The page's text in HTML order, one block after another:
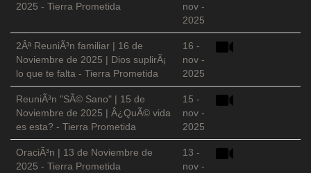
2025 - Tierra Prometida
nov -
2025
2Âª ReuniÃ³n familiar | 16 de
Noviembre de 2025 | Dios suplirÃ¡
lo que te falta - Tierra Prometida
16 -
nov -
2025
ReuniÃ³n "SÃ© Sano" | 15 de
Noviembre de 2025 | Â¿QuÃ© vida
es esta? - Tierra Prometida
15 -
nov -
2025
OraciÃ³n | 13 de Noviembre de
2025 - Tierra Prometida
13 -
nov -